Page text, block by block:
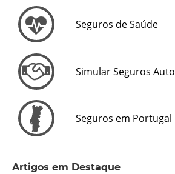
Seguros de Saúde
Simular Seguros Auto
Seguros em Portugal
Artigos em Destaque